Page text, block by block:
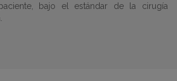
bajo el estándar de la cirugía